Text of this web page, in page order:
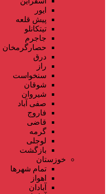
ایور
پیش قلعه
تیتکانلو
جاجرم
حصارگرمخان
درق
راز
سنخواست
شوقان
شیروان
صفی آباد
فاروج
قاضی
گرمه
لوجلی
بازگشت
خوزستان
تمام شهر‌ها
اهواز
آبادان